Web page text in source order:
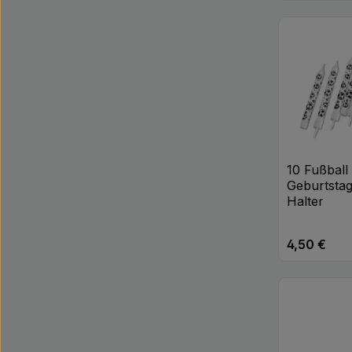
10 Fußball
Halter
Regulärer
4,50 €